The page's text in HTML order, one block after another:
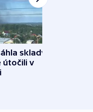
sklady
útočili v